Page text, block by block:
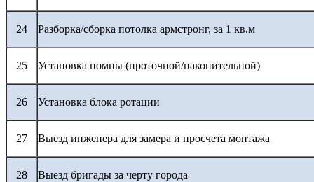
24 Разборка/сборка потолка армстронг, за 1 кв.м
25 Установка помпы (проточной/накопительной)
26 Установка блока ротации
27 Выезд инженера для замера и просчета монтажа
28 Выезд бригады за черту города